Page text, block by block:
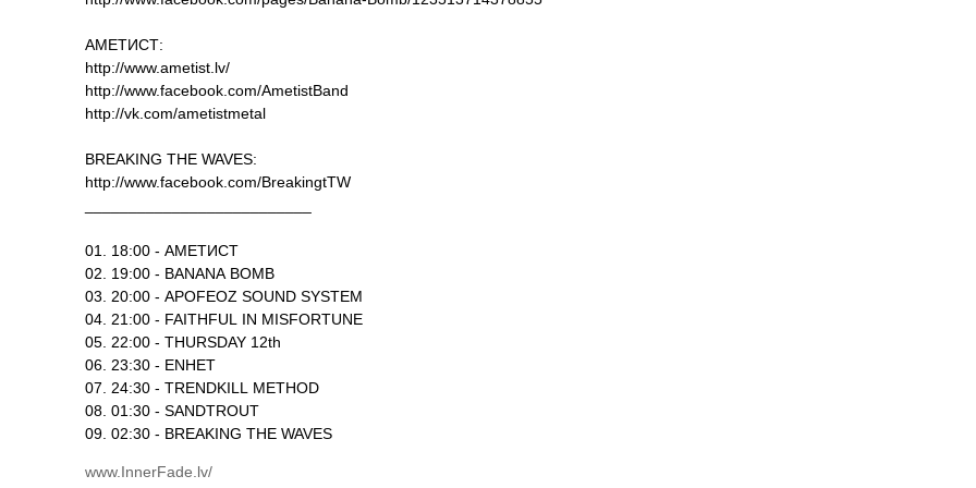
АМЕТИСТ:
http://www.ametist.lv/
http://www.facebook.com/AmetistBand
http://vk.com/ametistmetal
BREAKING THE WAVES:
http://www.facebook.com/BreakingtTW
01. 18:00 - АМЕТИСТ
02. 19:00 - BANANA BOMB
03. 20:00 - APOFEOZ SOUND SYSTEM
04. 21:00 - FAITHFUL IN MISFORTUNE
05. 22:00 - THURSDAY 12th
06. 23:30 - ENHET
07. 24:30 - TRENDKILL METHOD
08. 01:30 - SANDTROUT
09. 02:30 - BREAKING THE WAVES
www.InnerFade.lv/